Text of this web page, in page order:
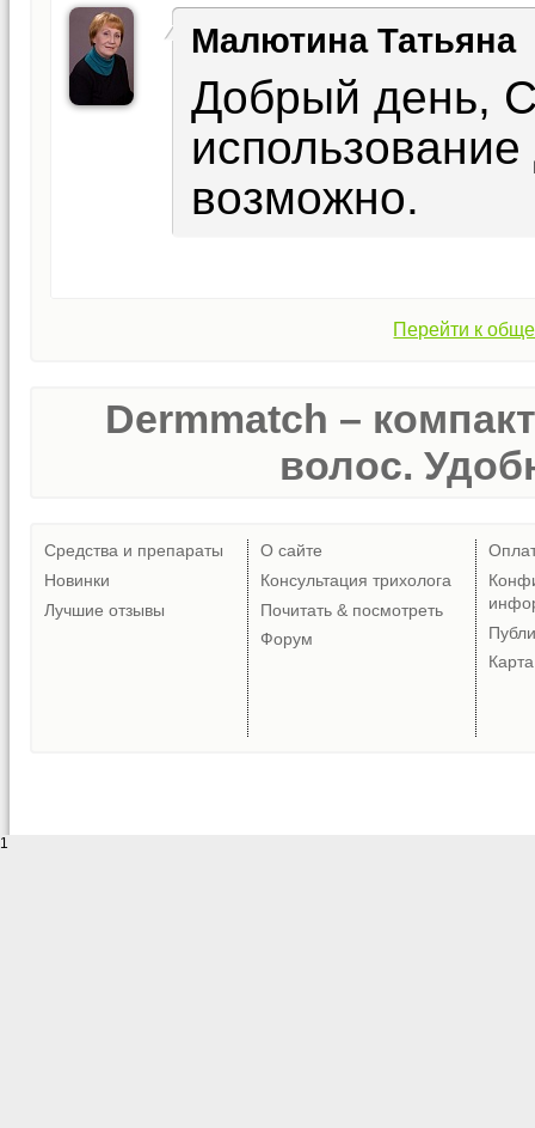
Малютина Татьяна
Добрый день,
возможно.
Перейти к
Dermmatch –
волос.
Средства и препараты
Новинки
Лучшие отзывы
О сайте
Консультация трихолога
Почитать & посмотреть
Форум
1